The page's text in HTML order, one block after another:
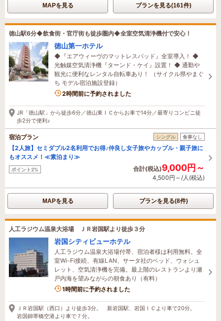
MAPを見る プランを見る(161件)
徳山駅6分◆飲食街・官庁街も徒歩圏内◆全室空気清浄機付で安心！
徳山第一ホテル
◆『エアウィーヴのマットレスパッド』全室導入！ ◆
光触媒空気清浄機『ターンド・ケイ』設置！ ◆ 通勤や
観光に便利なレンタル自転車あり！ （サイクル県やまぐ
ち モデル宿泊施設登録）
2時間前に予約されました
JR「徳山駅」から徒歩6分／徳山東ＩＣからお車で14分／最寄りコンビニ徒
歩2分で便利♪
宿泊プラン シングル 食事なし
【2人旅】セミダブル2名利用でお得♪仲良し女子旅やカップル・親子旅に
もオススメ！≪素泊まり≫
ポイント2% 合計(税込)9,000円～
4,500円～/人(税込)
MAPを見る プランを見る(8件)
人工ラジウム温泉大浴場 ＪＲ岩国駅より徒歩３分
岩国シティビューホテル
人工ラジウム温泉大浴場付帯、宿泊者様は利用無料。全
室Wi-Fi接続、有線LAN、サータ社のベッド、ウォシュ
レット、空気清浄機を完備。最上階のレストランより瀬
戸内海を望みながらの朝食あり（有料）
1時間前に予約されました
ＪＲ岩国駅（西口）より徒歩3分。 新岩国駅、岩国ＩＣより車で20分。
岩国錦帯橋空港より車で７分。